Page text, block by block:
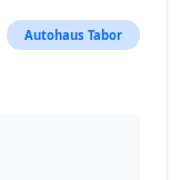
Autohaus Tabor